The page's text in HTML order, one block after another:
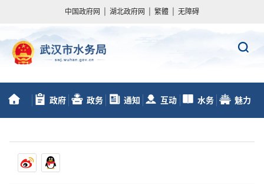
中国政府网 湖北政府网 繁體 无障碍
政府 政务 通知 互动 水务 魅力